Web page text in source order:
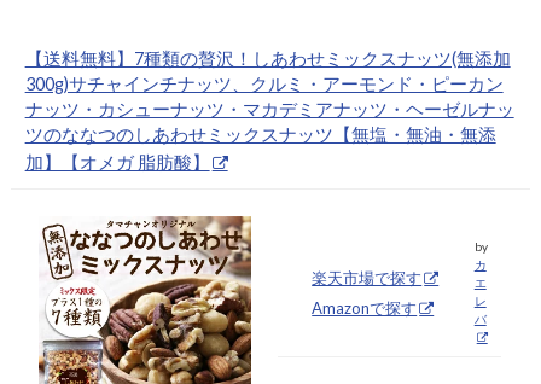
【送料無料】7種類の贅沢！しあわせミックスナッツ(無添加
300g)サチャインチナッツ、クルミ・アーモンド・ピーカン
ナッツ・カシューナッツ・マカデミアナッツ・ヘーゼルナッ
ツのななつのしあわせミックスナッツ【無塩・無油・無添
加】【オメガ 脂肪酸】
楽天市場で探す
Amazonで探す
by
カ
エ
レ
バ